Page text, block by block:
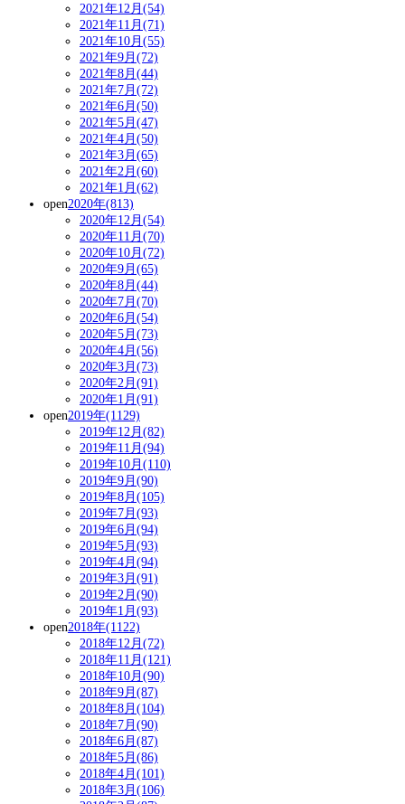
2021年12月(54)
2021年11月(71)
2021年10月(55)
2021年9月(72)
2021年8月(44)
2021年7月(72)
2021年6月(50)
2021年5月(47)
2021年4月(50)
2021年3月(65)
2021年2月(60)
2021年1月(62)
open2020年(813)
2020年12月(54)
2020年11月(70)
2020年10月(72)
2020年9月(65)
2020年8月(44)
2020年7月(70)
2020年6月(54)
2020年5月(73)
2020年4月(56)
2020年3月(73)
2020年2月(91)
2020年1月(91)
open2019年(1129)
2019年12月(82)
2019年11月(94)
2019年10月(110)
2019年9月(90)
2019年8月(105)
2019年7月(93)
2019年6月(94)
2019年5月(93)
2019年4月(94)
2019年3月(91)
2019年2月(90)
2019年1月(93)
open2018年(1122)
2018年12月(72)
2018年11月(121)
2018年10月(90)
2018年9月(87)
2018年8月(104)
2018年7月(90)
2018年6月(87)
2018年5月(86)
2018年4月(101)
2018年3月(106)